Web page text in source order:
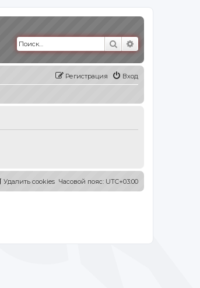
Поиск
Вход
Регистрация
Часовой пояс: UTC+03:00
Удалить cookies